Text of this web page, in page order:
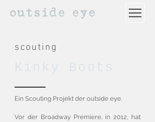
scouting
Ein Scouting Projekt der outside eye.
Vor der Broadway Premiere, in 2012, hat